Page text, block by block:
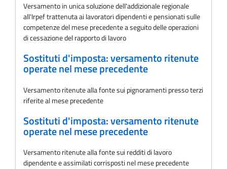
Versamento in unica soluzione dell'addizionale regionale
all'Irpef trattenuta ai lavoratori dipendenti e pensionati sulle
competenze del mese precedente a seguito delle operazioni
di cessazione del rapporto di lavoro
Sostituti d'imposta: versamento ritenute
operate nel mese precedente
Versamento ritenute alla fonte sui pignoramenti presso terzi
riferite al mese precedente
Sostituti d'imposta: versamento ritenute
operate nel mese precedente
Versamento ritenute alla fonte sui redditi di lavoro
dipendente e assimilati corrisposti nel mese precedente